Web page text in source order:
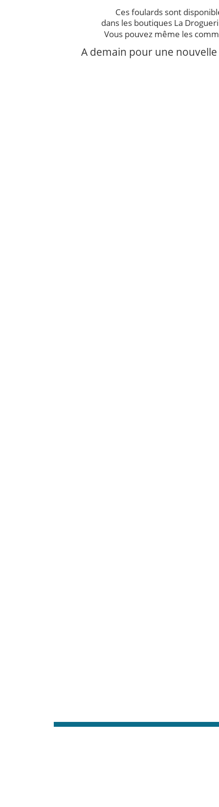
Ces foulards sont
dans les boutiques La
Vous pouvez même les
A demain pour une